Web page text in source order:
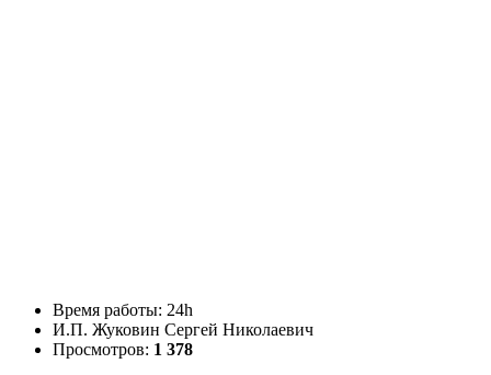
Время работы: 24h
И.П. Жуковин Сергей Николаевич
Просмотров: 1 378